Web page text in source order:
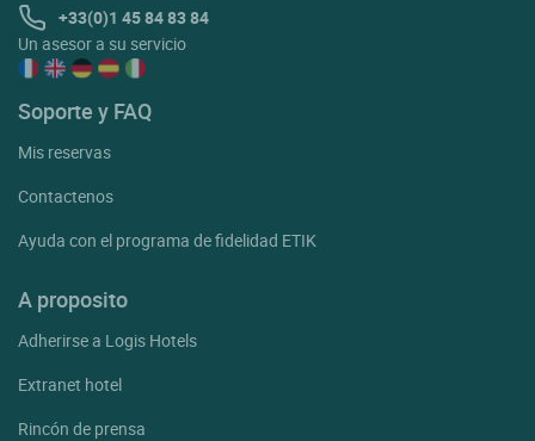
+33(0)1 45 84 83 84
Un asesor a su servicio
Soporte y FAQ
Mis reservas
Contactenos
Ayuda con el programa de fidelidad ETIK
A proposito
Adherirse a Logis Hotels
Extranet hotel
Rincón de prensa